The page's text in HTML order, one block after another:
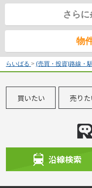
さら
物
らいばる > (売買・投資)路線・
買いたい 売りた
沿線検索